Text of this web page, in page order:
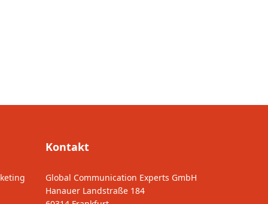
Kontakt
Global Communication Experts GmbH
Hanauer Landstraße 184